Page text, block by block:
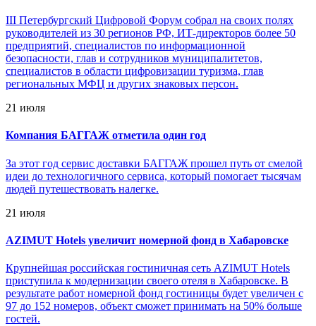
III Петербургский Цифровой Форум собрал на своих полях
руководителей из 30 регионов РФ, ИТ-директоров более 50
предприятий, специалистов по информационной
безопасности, глав и сотрудников муниципалитетов,
специалистов в области цифровизации туризма, глав
региональных МФЦ и других знаковых персон.
21 июля
Компания БАГГАЖ отметила один год
За этот год сервис доставки БАГГАЖ прошел путь от смелой
идеи до технологичного сервиса, который помогает тысячам
людей путешествовать налегке.
21 июля
AZIMUT Hotels увеличит номерной фонд в Хабаровске
Крупнейшая российская гостиничная сеть AZIMUT Hotels
приступила к модернизации своего отеля в Хабаровске. В
результате работ номерной фонд гостиницы будет увеличен с
97 до 152 номеров, объект сможет принимать на 50% больше
гостей.